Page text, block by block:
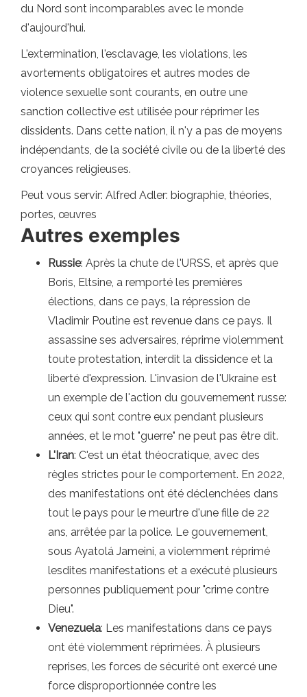
du Nord sont incomparables avec le monde
d'aujourd'hui.
L'extermination, l'esclavage, les violations, les
avortements obligatoires et autres modes de
violence sexuelle sont courants, en outre une
sanction collective est utilisée pour réprimer les
dissidents. Dans cette nation, il n'y a pas de moyens
indépendants, de la société civile ou de la liberté des
croyances religieuses.
Peut vous servir: Alfred Adler: biographie, théories,
portes, œuvres
Autres exemples
Russie: Après la chute de l'URSS, et après que
Boris, Eltsine, a remporté les premières
élections, dans ce pays, la répression de
Vladimir Poutine est revenue dans ce pays. Il
assassine ses adversaires, réprime violemment
toute protestation, interdit la dissidence et la
liberté d'expression. L'invasion de l'Ukraine est
un exemple de l'action du gouvernement russe:
ceux qui sont contre eux pendant plusieurs
années, et le mot "guerre" ne peut pas être dit.
L'Iran: C'est un état théocratique, avec des
règles strictes pour le comportement. En 2022,
des manifestations ont été déclenchées dans
tout le pays pour le meurtre d'une fille de 22
ans, arrêtée par la police. Le gouvernement,
sous Ayatolá Jameini, a violemment réprimé
lesdites manifestations et a exécuté plusieurs
personnes publiquement pour "crime contre
Dieu".
Venezuela: Les manifestations dans ce pays
ont été violemment réprimées. À plusieurs
reprises, les forces de sécurité ont exercé une
force disproportionnée contre les